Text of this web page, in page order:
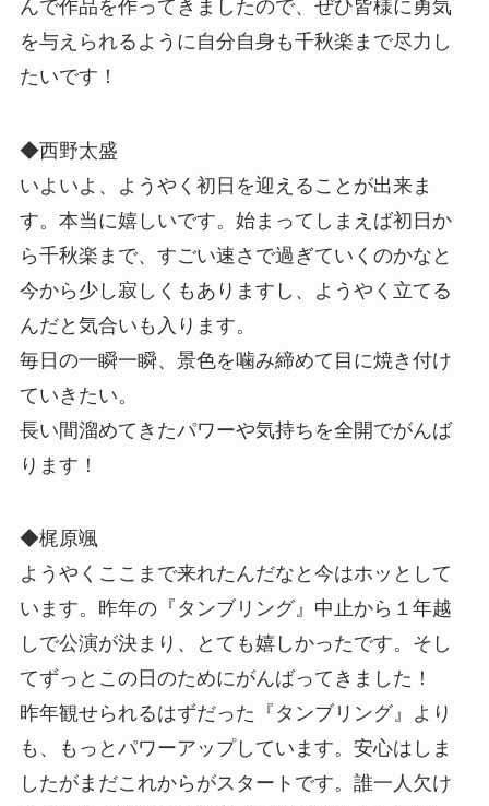
んで作品を作ってきましたので、ぜひ皆様に勇気
を与えられるように自分自身も千秋楽まで尽力し
たいです！
◆西野太盛
いよいよ、ようやく初日を迎えることが出来ま
す。本当に嬉しいです。始まってしまえば初日か
ら千秋楽まで、すごい速さで過ぎていくのかなと
今から少し寂しくもありますし、ようやく立てる
んだと気合いも入ります。
毎日の一瞬一瞬、景色を噛み締めて目に焼き付け
ていきたい。
長い間溜めてきたパワーや気持ちを全開でがんば
ります！
◆梶原颯
ようやくここまで来れたんだなと今はホッとして
います。昨年の『タンブリング』中止から１年越
しで公演が決まり、とても嬉しかったです。そし
てずっとこの日のためにがんばってきました！
昨年観せられるはずだった『タンブリング』より
も、もっとパワーアップしています。安心はしま
したがまだこれからがスタートです。誰一人欠け